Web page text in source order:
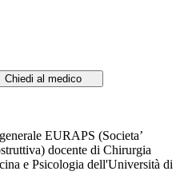
Chiedi al medico
EURAPS (Societa’
docente di Chirurgia
e Psicologia dell'Università di